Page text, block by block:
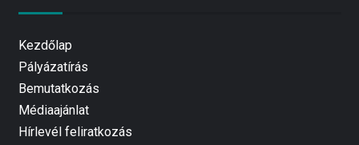
Kezdőlap
Pályázatírás
Bemutatkozás
Médiaajánlat
Hírlevél feliratkozás